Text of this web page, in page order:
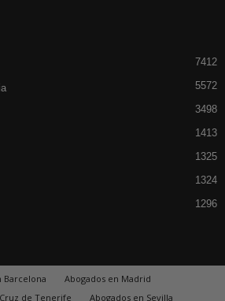
7412
5572
3498
1413
1325
1324
1296
Barcelona
Abogados en Madrid
de Tenerife
Abogados en Sevilla